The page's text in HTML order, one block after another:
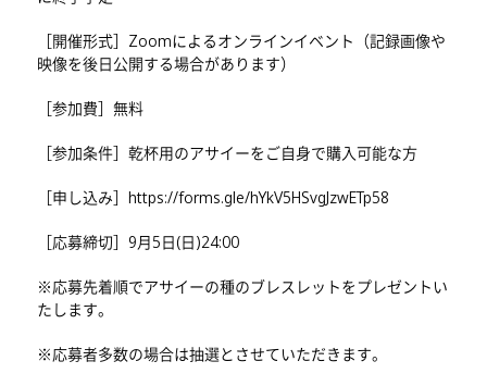
［開催形式］Zoomによるオンラインイベント（記録画像や
映像を後日公開する場合があります）
［参加費］無料
［参加条件］乾杯用のアサイーをご自身で購入可能な方
［申し込み］ https://forms.gle/hYkV5HSvgJzwETp58
［応募締切］9月5日(日)24:00
※応募先着順でアサイーの種のブレスレットをプレゼントい
たします。
※応募者多数の場合は抽選とさせていただきます。